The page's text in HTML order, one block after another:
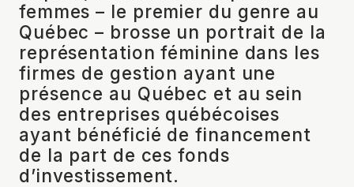
femmes – le premier du genre au
Québec – brosse un portrait de la
représentation féminine dans les
firmes de gestion ayant une
présence au Québec et au sein
des entreprises québécoises
ayant bénéficié de financement
de la part de ces fonds
d’investissement.